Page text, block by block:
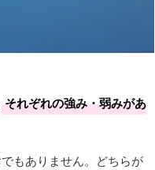
それぞれの強み・弱みがあ
もありません。どちらが